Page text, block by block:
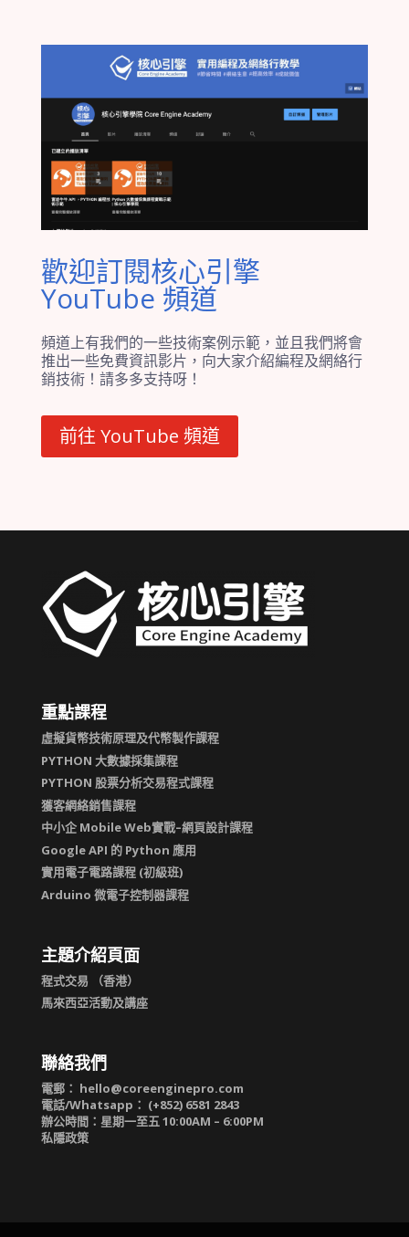
歡迎訂閱核心引擎
YouTube 頻道
頻道上有我們的一些技術案例示範，並且我們將會
推出一些免費資訊影片，向大家介紹編程及網絡行
銷技術！請多多支持呀！
前往 YouTube 頻道
重點課程
虛擬貨幣技術原理及代幣製作課程
PYTHON 大數據採集課程
PYTHON 股票分析交易程式課程
獲客網絡銷售課程
中小企 Mobile Web實戰–網頁設計課程
Google API 的 Python 應用
實用電子電路課程 (初級班)
Arduino 微電子控制器課程
主題介紹頁面
程式交易 （香港）
馬來西亞活動及講座
聯絡我們
電郵： hello@coreenginepro.com
電話/Whatsapp： (+852) 6581 2843
辦公時間：星期一至五 10:00AM – 6:00PM
私隱政策